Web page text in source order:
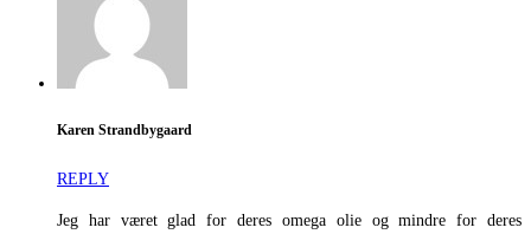
Karen Strandbygaard
REPLY
Jeg har været glad for deres omega olie og mindre for deres